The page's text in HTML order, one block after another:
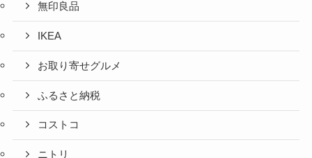
無印良品
IKEA
お取り寄せグルメ
ふるさと納税
コストコ
ニトリ